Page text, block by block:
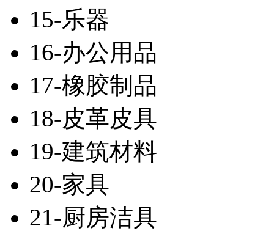
15-乐器
16-办公用品
17-橡胶制品
18-皮革皮具
19-建筑材料
20-家具
21-厨房洁具